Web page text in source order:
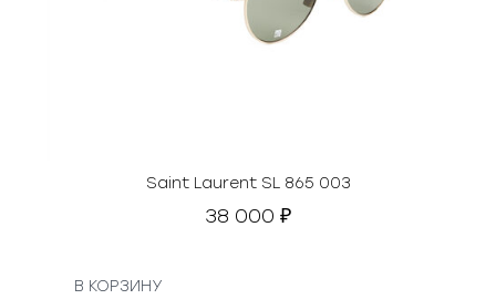
Saint Laurent SL 865 003
38 000 ₽
В КОРЗИНУ